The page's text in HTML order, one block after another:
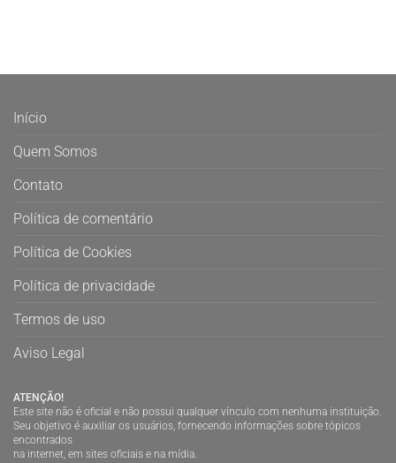
Início
Quem Somos
Contato
Política de comentário
Política de Cookies
Política de privacidade
Termos de uso
Aviso Legal
ATENÇÃO!
Este site não é oficial e não possui qualquer vínculo com nenhuma instituição.
Seu objetivo é auxiliar os usuários, fornecendo informações sobre tópicos
encontrados
na internet, em sites oficiais e na mídia.